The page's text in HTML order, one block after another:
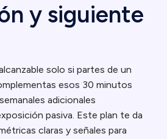
y siguiente
solo si partes de un
esos 30 minutos
adicionales
pasiva. Este plan te da
claras y señales para